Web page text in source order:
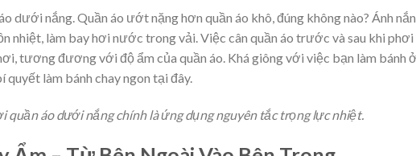
dưới nắng. Quần áo ướt nặng hơn quần áo khô, đúng không nào? Ánh
nhiệt, làm bay hơi nước trong vải. Việc cân quần áo trước và sau khi phơi
tương đương với độ ẩm của quần áo. Khá giông với việc bạn làm bánh ở
quyết làm bánh chay ngon tại đây.
quần áo dưới nắng chính là ứng dụng nguyên tắc trọng lực nhiệt.